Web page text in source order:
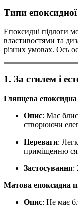
Типи
Епоксидні підлоги
властивостями та
різних умовах. Ось
1. За стилем і
Глянцева епоксидна
Опис: Має
створюючи
Переваги:
приміщенню
Застосування:
Матова епоксидна
Опис: Не має